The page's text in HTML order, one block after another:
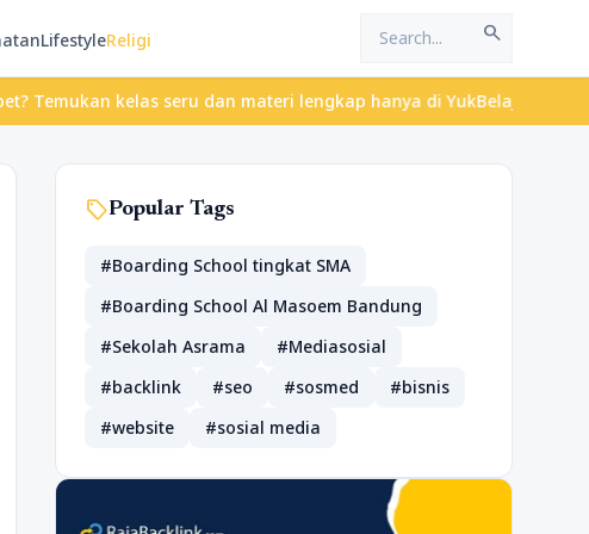
LifestyleReligi search
kelas seru dan materi lengkap hanya di YukBelajar.com. Mulai
sellPopular Tags
#Boarding School tingkat SMA
#Boarding School Al Masoem Bandung
#Sekolah Asrama
#Mediasosial
#backlink
#seo #sosmed
#bisnis
#website
#sosial media